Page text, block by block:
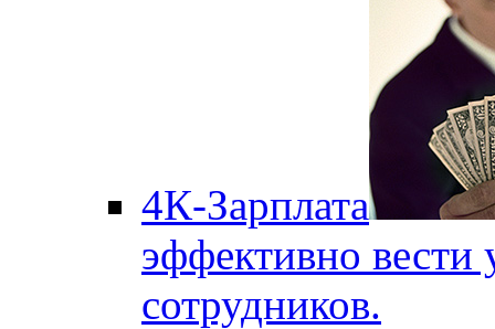
4К-Зарплата
эффективно вести
сотрудников.